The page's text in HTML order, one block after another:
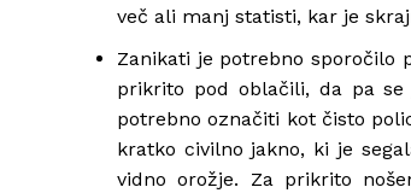
več ali manj statisti, kar je
Zanikati je potrebno sporočilo
prikrito pod oblačili, da pa
potrebno označiti kot čisto
kratko civilno jakno, ki je
vidno orožje. Za prikrito